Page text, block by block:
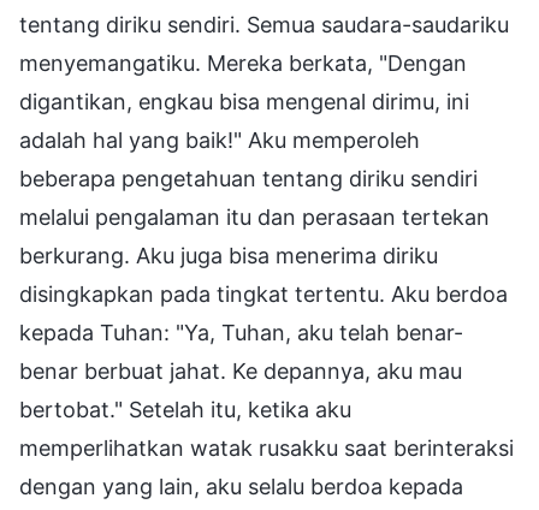
tentang diriku sendiri. Semua saudara-saudariku
menyemangatiku. Mereka berkata, "Dengan
digantikan, engkau bisa mengenal dirimu, ini
adalah hal yang baik!" Aku memperoleh
beberapa pengetahuan tentang diriku sendiri
melalui pengalaman itu dan perasaan tertekan
berkurang. Aku juga bisa menerima diriku
disingkapkan pada tingkat tertentu. Aku berdoa
kepada Tuhan: "Ya, Tuhan, aku telah benar-
benar berbuat jahat. Ke depannya, aku mau
bertobat." Setelah itu, ketika aku
memperlihatkan watak rusakku saat berinteraksi
dengan yang lain, aku selalu berdoa kepada